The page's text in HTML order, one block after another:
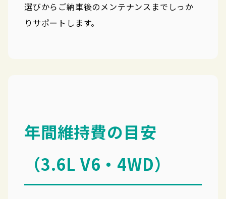
選びからご納車後のメンテナンスまでしっか
りサポートします。
年間維持費の目安
（3.6L V6・4WD）